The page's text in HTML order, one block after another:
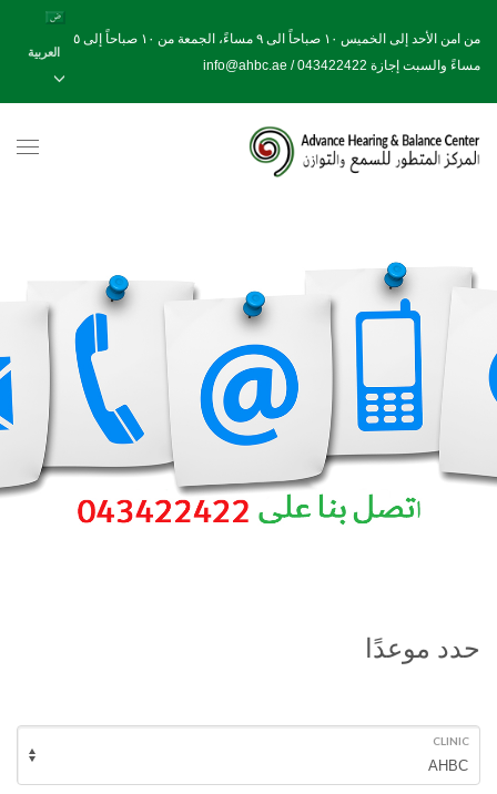
من امن الأحد إلى الخميس ١٠ صباحاً الى ٩ مساءً، الجمعة من ١٠ صباحاً إلى ٥
مساءً والسبت إجازة info@ahbc.ae / 043422422
العربية
حدد موعدًا
CLINIC